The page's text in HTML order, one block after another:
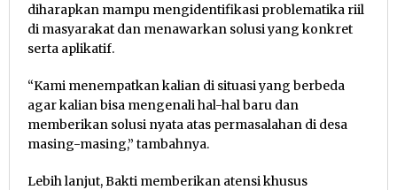
diharapkan mampu mengidentifikasi problematika riil
di masyarakat dan menawarkan solusi yang konkret
serta aplikatif.
“Kami menempatkan kalian di situasi yang berbeda
agar kalian bisa mengenali hal-hal baru dan
memberikan solusi nyata atas permasalahan di desa
masing-masing,” tambahnya.
Lebih lanjut, Bakti memberikan atensi khusus